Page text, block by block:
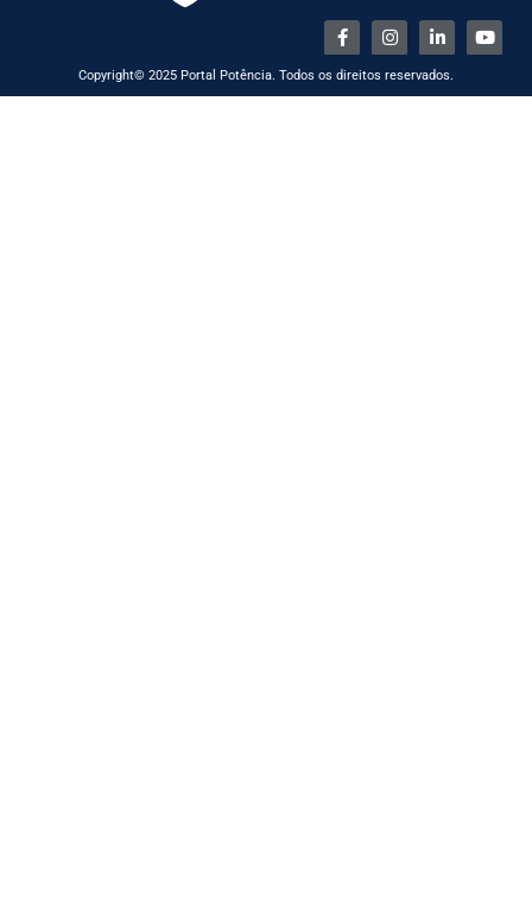
Copyright© 2025 Portal Potência. Todos os direitos reservados.